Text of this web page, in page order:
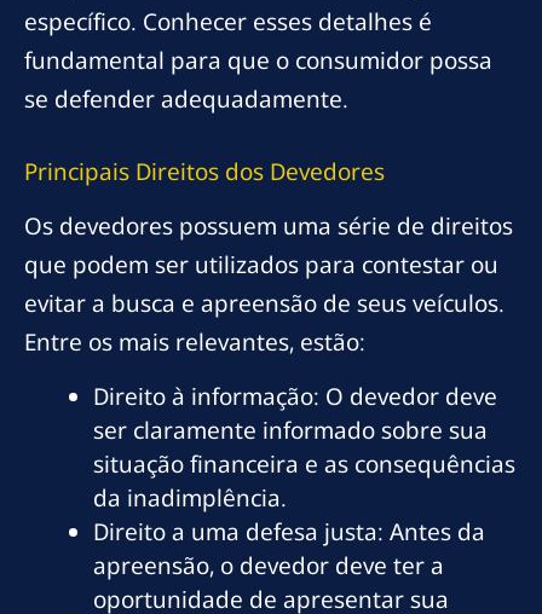
específico. Conhecer esses detalhes é
fundamental para que o consumidor possa
se defender adequadamente.
Principais Direitos dos Devedores
Os devedores possuem uma série de direitos
que podem ser utilizados para contestar ou
evitar a busca e apreensão de seus veículos.
Entre os mais relevantes, estão:
Direito à informação: O devedor deve
ser claramente informado sobre sua
situação financeira e as consequências
da inadimplência.
Direito a uma defesa justa: Antes da
apreensão, o devedor deve ter a
oportunidade de apresentar sua